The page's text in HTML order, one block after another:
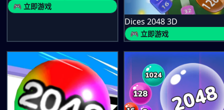
🎮 立即游戏
Dices 2048 3D
🎮 立即游戏